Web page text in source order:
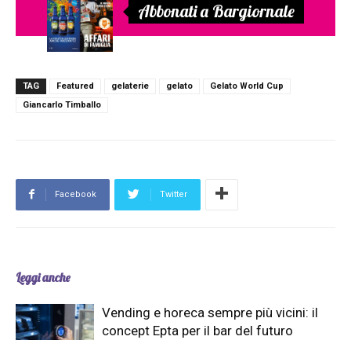
Abbonati a Bargiornale
TAG Featured gelaterie gelato
Gelato World Cup
Giancarlo Timballo
Facebook Twitter
Leggi anche
Vending e horeca sempre più vicini: il
concept Epta per il bar del futuro